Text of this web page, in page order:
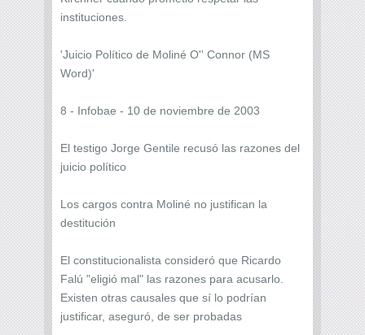
instituciones.
'Juicio Político de Moliné O'' Connor (MS
Word)'
8 - Infobae - 10 de noviembre de 2003
El testigo Jorge Gentile recusó las razones del
juicio político
Los cargos contra Moliné no justifican la
destitución
El constitucionalista consideró que Ricardo
Falú "eligió mal" las razones para acusarlo.
Existen otras causales que sí lo podrían
justificar, aseguró, de ser probadas